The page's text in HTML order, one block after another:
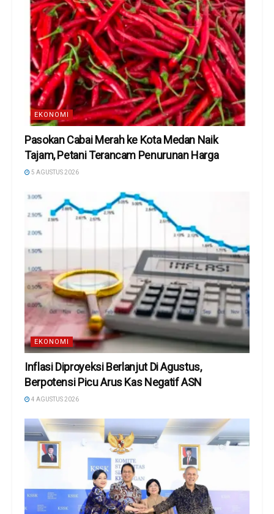
EKONOMI
Pasokan Cabai Merah ke Kota Medan Naik
Tajam, Petani Terancam Penurunan Harga
5 AGUSTUS 2026
EKONOMI
Inflasi Diproyeksi Berlanjut Di Agustus,
Berpotensi Picu Arus Kas Negatif ASN
4 AGUSTUS 2026